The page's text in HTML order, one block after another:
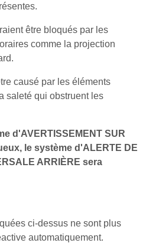
être bloqués par les
comme la projection
causé par les éléments
saleté qui obstruent les
d'AVERTISSEMENT SUR
le système d'ALERTE DE
ARRIÈRE sera
ci-dessus ne sont plus
automatiquement.